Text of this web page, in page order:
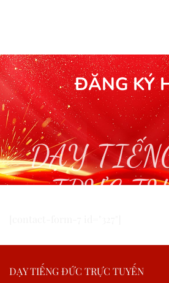
ĐĂNG KÝ
DẠY
TRỰC
DẠY TIẾNG ĐỨC TRỰC TUYẾN